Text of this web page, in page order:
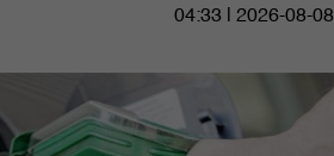
04:33 | 2026-08-08